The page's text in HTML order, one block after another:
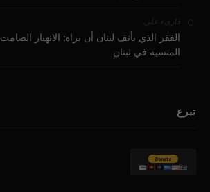
قارىء على
الفقر الذي يأنف لبنان أن يراه: الانهيار
المنسية في لبنان
تبرع